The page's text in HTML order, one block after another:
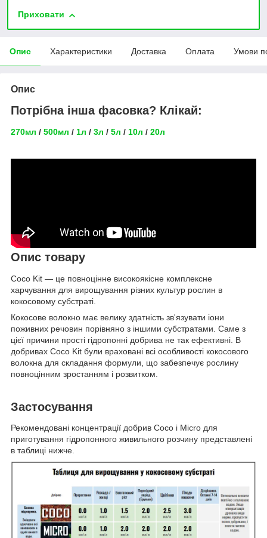
Приховати
Опис Характеристики Доставка Оплата Умови
Опис
Потрібна інша фасовка? Клікай:
270мл / 500мл / 1л / 3л / 5л / 10л / 20л
Опис товару
Coco Kit — це повноцінне високоякісне комплексне
харчування для вирощування різних культур рослин в
кокосовому субстраті.
Кокосове волокно має велику здатність зв'язувати іони
поживних речовин порівняно з іншими субстратами. Саме з
цієї причини прості гідропонні добрива не так ефективні. В
добривах Coco Kit були враховані всі особливості кокосового
волокна для складання формули, що забезпечує рослину
повноцінним зростанням і розвитком.
Застосування
Рекомендовані концентрації добрив Coco і Micro для
приготування гідропонного живильного розчину представлені
в таблиці нижче.